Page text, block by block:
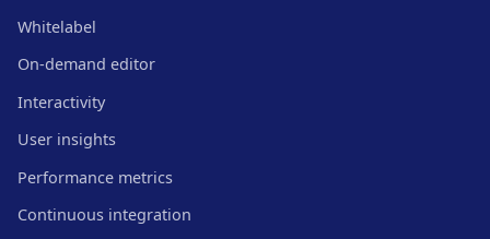
Whitelabel
On-demand editor
Interactivity
User insights
Performance metrics
Continuous integration